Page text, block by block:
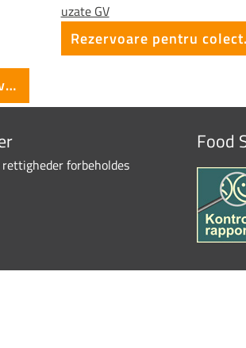
Echipament pentru rezervoarele de colectare a apelor pluviale
forbeholdes
Food